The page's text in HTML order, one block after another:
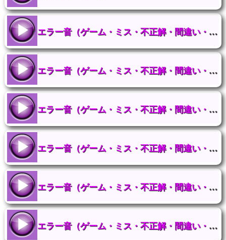
エラー音（ゲーム・ミス・不正解・間違い・失敗・クイズ・イベント ） 08
エラー音（ゲーム・ミス・不正解・間違い・失敗・クイズ・イベント ） 07
エラー音（ゲーム・ミス・不正解・間違い・失敗・クイズ・イベント ） 06
エラー音（ゲーム・ミス・不正解・間違い・失敗・クイズ・イベント ） 04
エラー音（ゲーム・ミス・不正解・間違い・失敗・クイズ・イベント ） 03
エラー音（ゲーム・ミス・不正解・間違い・失敗・クイズ・イベント ） 02